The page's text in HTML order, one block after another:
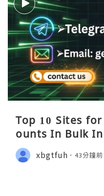
Top 10 Sites
ounts In Bulk
xbgtfuh 43分鐘前